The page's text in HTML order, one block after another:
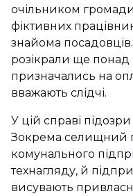
очільником
фіктивних
знайома
розікрали ще понад
призначались на
вважають слідчі.
У цій справі
Зокрема селищний
комунального
технагляду, й
висувають